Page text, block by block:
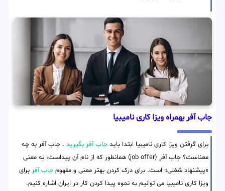
جاب آفر بهمراه ویزا کاری نامیبیا
برای گرفتن ویزا کاری نامیبیا ابتدا باید جاب آفر بگیرید . جاب آفر به چه
معناست؟ جاب آفر (job offer) همانطور که از نام آن پیداست، به معنی
«پیشنهاد شغلی» است. برای درک کردن بهتر معنی و مفهوم جاب آفر برای
ویزا کاری نامیبیا می توانیم به نحوه پیدا کردن کار در ایران اشاره کنیم.